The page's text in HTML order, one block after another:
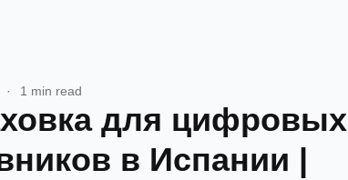
· 1 min read
для цифровых
в Испании |